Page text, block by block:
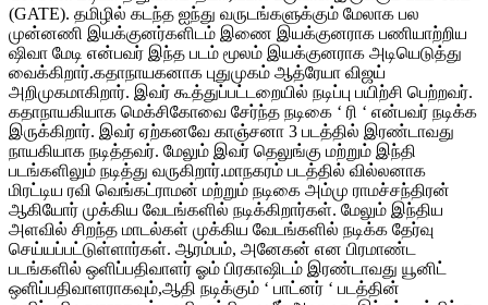
(GATE). தமிழில் கடந்த ஐந்து வருடங்களுக்கும் மேலாக பல
முன்னணி இயக்குனர்களிடம் இணை இயக்குனராக பணியாற்றிய
ஷிவா மேடி என்பவர் இந்த படம் மூலம் இயக்குனராக அடியெடுத்து
வைக்கிறார்.கதாநாயகனாக புதுமுகம் ஆத்ரேயா விஜய்
அறிமுகமாகிறார். இவர் கூத்துப்பட்டறையில் நடிப்பு பயிற்சி பெற்றவர்.
கதாநாயகியாக மெக்சிகோவை சேர்ந்த நடிகை ‘ ரி ‘ என்பவர் நடிக்க
இருக்கிறார். இவர் ஏற்கனவே காஞ்சனா 3 படத்தில் இரண்டாவது
நாயகியாக நடித்தவர். மேலும் இவர் தெலுங்கு மற்றும் இந்தி
படங்களிலும் நடித்து வருகிறார்.மாநகரம் படத்தில் வில்லனாக
மிரட்டிய ரவி வெங்கட்ராமன் மற்றும் நடிகை அம்மு ராமச்சந்திரன்
ஆகியோர் முக்கிய வேடங்களில் நடிக்கிறார்கள். மேலும் இந்திய
அளவில் சிறந்த மாடல்கள் முக்கிய வேடங்களில் நடிக்க தேர்வு
செய்யப்பட்டுள்ளார்கள். ஆரம்பம், அனேகன் என பிரமாண்ட
படங்களில் ஒளிப்பதிவாளர் ஓம் பிரகாஷிடம் இரண்டாவது யூனிட்
ஒளிப்பதிவாளராகவும்,ஆதி நடிக்கும் ‘ பாட்னர் ‘ படத்தின்